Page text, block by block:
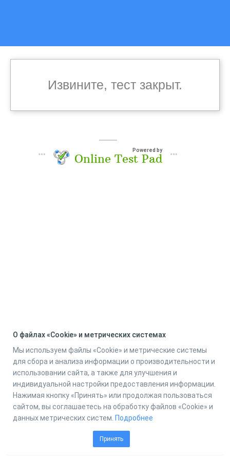
Извините, тест закрыт.
Powered by
Online Test Pad
О файлах «Cookie» и метрических системах
Мы используем файлы «Cookie» и метрические системы
для сбора и анализа информации о производительности и
использовании сайта, а также для улучшения и
индивидуальной настройки предоставления информации.
Нажимая кнопку «Принять» или продолжая пользоваться
сайтом, вы соглашаетесь на обработку файлов «Cookie» и
данных метрических систем. Подробнее
Принять